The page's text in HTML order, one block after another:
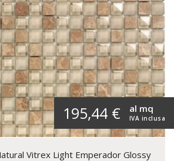
195,44 € IVA inclusa
al mq
Vitrex Light Emperador Glossy